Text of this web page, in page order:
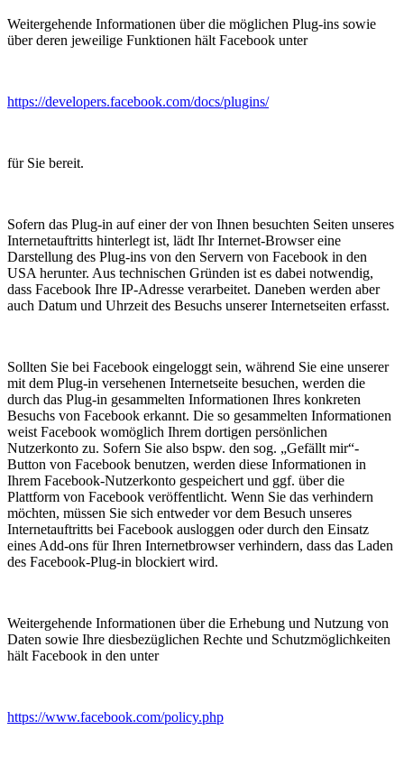
Weitergehende Informationen über die möglichen Plug-ins sowie
über deren jeweilige Funktionen hält Facebook unter
https://developers.facebook.com/docs/plugins/
für Sie bereit.
Sofern das Plug-in auf einer der von Ihnen besuchten Seiten unseres
Internetauftritts hinterlegt ist, lädt Ihr Internet-Browser eine
Darstellung des Plug-ins von den Servern von Facebook in den
USA herunter. Aus technischen Gründen ist es dabei notwendig,
dass Facebook Ihre IP-Adresse verarbeitet. Daneben werden aber
auch Datum und Uhrzeit des Besuchs unserer Internetseiten erfasst.
Sollten Sie bei Facebook eingeloggt sein, während Sie eine unserer
mit dem Plug-in versehenen Internetseite besuchen, werden die
durch das Plug-in gesammelten Informationen Ihres konkreten
Besuchs von Facebook erkannt. Die so gesammelten Informationen
weist Facebook womöglich Ihrem dortigen persönlichen
Nutzerkonto zu. Sofern Sie also bspw. den sog. „Gefällt mir“-
Button von Facebook benutzen, werden diese Informationen in
Ihrem Facebook-Nutzerkonto gespeichert und ggf. über die
Plattform von Facebook veröffentlicht. Wenn Sie das verhindern
möchten, müssen Sie sich entweder vor dem Besuch unseres
Internetauftritts bei Facebook ausloggen oder durch den Einsatz
eines Add-ons für Ihren Internetbrowser verhindern, dass das Laden
des Facebook-Plug-in blockiert wird.
Weitergehende Informationen über die Erhebung und Nutzung von
Daten sowie Ihre diesbezüglichen Rechte und Schutzmöglichkeiten
hält Facebook in den unter
https://www.facebook.com/policy.php